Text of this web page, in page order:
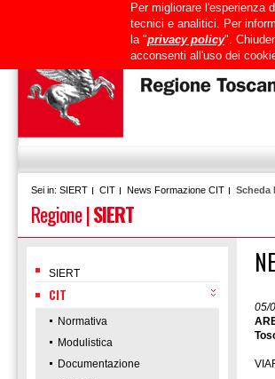
Mappa del sito RTRT
Sei in: SIERT CIT News Formazione CIT Scheda
Regione|SIERT
SIERT
CIT
Normativa
Modulistica
Documentazione
05/
Per migliorare l'esperienza
tecnici e analitici. Per
la "privacy policy".
acconsenti all'uso dei